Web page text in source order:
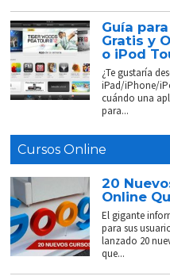
Guía
Gratis y
o iPod
¿Te gustaría
iPad/iPhone/
cuándo una
para...
Cursos Online
20
Online
El gigante
para sus
lanzado 20
que...